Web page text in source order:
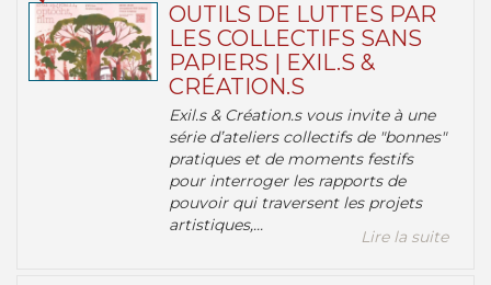
OUTILS DE LUTTES PAR
LES COLLECTIFS SANS
PAPIERS | EXIL.S &
CRÉATION.S
Exil.s & Création.s vous invite à une
série d’ateliers collectifs de "bonnes"
pratiques et de moments festifs
pour interroger les rapports de
pouvoir qui traversent les projets
artistiques,...
Lire la suite